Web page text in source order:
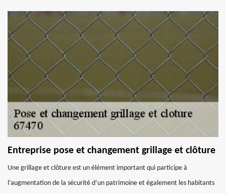
Entreprise pose et changement grillage et clôture
Une grillage et clôture est un élément important qui participe à
l’augmentation de la sécurité d’un patrimoine et également les habitants